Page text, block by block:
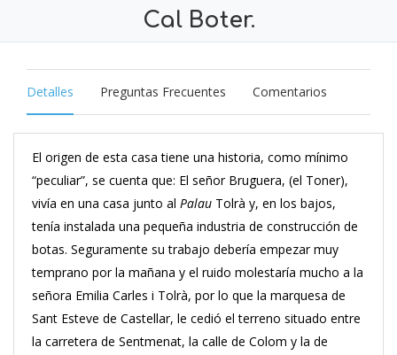
Cal Boter.
Detalles Preguntas Frecuentes Comentarios
El origen de esta casa tiene una historia, como mínimo
“peculiar”, se cuenta que: El señor Bruguera, (el Toner),
vivía en una casa junto al Palau Tolrà y, en los bajos,
tenía instalada una pequeña industria de construcción de
botas. Seguramente su trabajo debería empezar muy
temprano por la mañana y el ruido molestaría mucho a la
señora Emilia Carles i Tolrà, por lo que la marquesa de
Sant Esteve de Castellar, le cedió el terreno situado entre
la carretera de Sentmenat, la calle de Colom y la de